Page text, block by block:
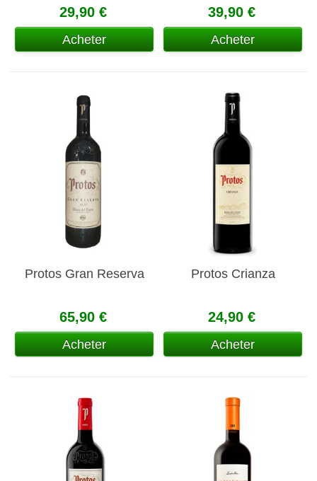
29,90 €
Acheter
39,90 €
Acheter
Protos Gran Reserva
65,90 €
Acheter
Protos Crianza
24,90 €
Acheter